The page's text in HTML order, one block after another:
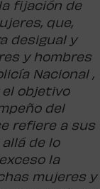
fijación de
que,
desigual y
y hombres
Nacional ,
el objetivo
del
refiere a sus
de lo
la
mujeres y